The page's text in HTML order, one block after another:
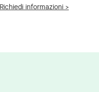
Richiedi informazioni >